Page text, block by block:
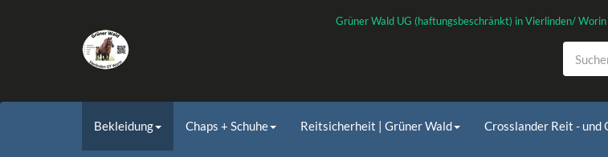
Grüner Wald UG (haftungsbeschränkt) in Vierlinden/ Worin
Bekleidung Chaps + Schuhe Reitsicherheit | Grüner Wald Crosslander Reit - und